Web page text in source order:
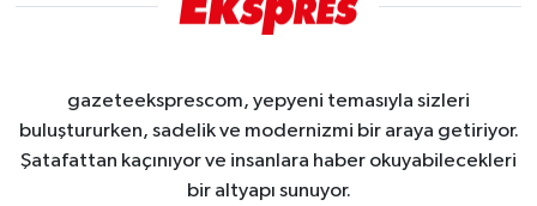
gazeteeksprescom, yepyeni temasıyla sizleri
buluştururken, sadelik ve modernizmi bir araya getiriyor.
Şatafattan kaçınıyor ve insanlara haber okuyabilecekleri
bir altyapı sunuyor.